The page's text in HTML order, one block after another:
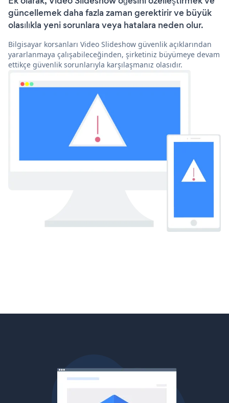
güncellemek daha fazla zaman gerektirir ve büyük
olasılıkla yeni sorunlara veya hatalara neden olur.
Bilgisayar korsanları Video Slideshow güvenlik açıklarından
yararlanmaya çalışabileceğinden, şirketiniz büyümeye devam
ettikçe güvenlik sorunlarıyla karşılaşmanız olasıdır.